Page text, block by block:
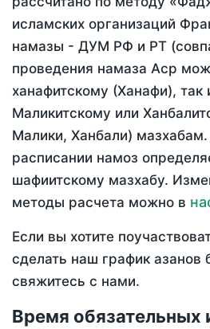
исламских организаций
намазы - ДУМ РФ и РТ
проведения намаза Аср
ханафитскому (Ханафи),
Маликитскому или
Малики, Ханбали)
расписании намоз
шафиитскому мазхабу.
методы расчета можно в
Если вы хотите
сделать наш график азанов
свяжитесь с нами.
Время обязательных